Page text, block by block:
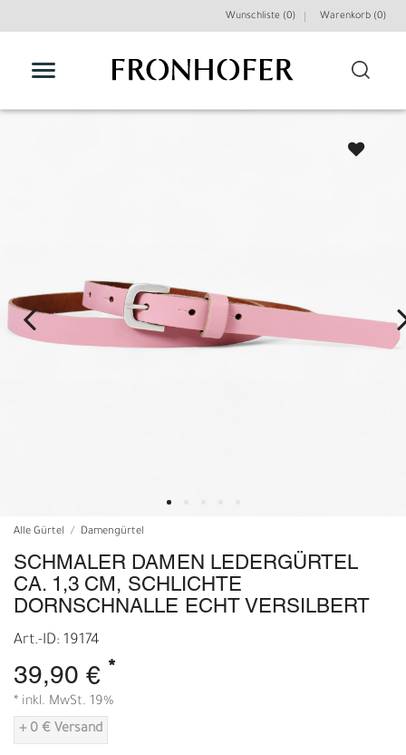
Wunschliste (0) Warenkorb (0)
Alle Gürtel Damengürtel
SCHMALER DAMEN LEDERGÜRTEL
CA. 1,3 CM, SCHLICHTE
DORNSCHNALLE ECHT VERSILBERT
Art.-ID: 19174
39,90 € *
* inkl. MwSt. 19%
+ 0 € Versand